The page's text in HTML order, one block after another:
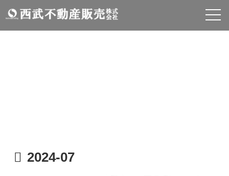
2024-07